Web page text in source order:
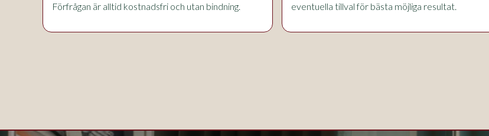
Förfrågan är alltid kostnadsfri och utan bindning.
eventuella tillval för bästa möjliga resultat.